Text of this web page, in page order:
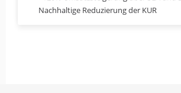
Bedeutungsvolle Agentur für
Nachhaltige Reduzierung der KUR